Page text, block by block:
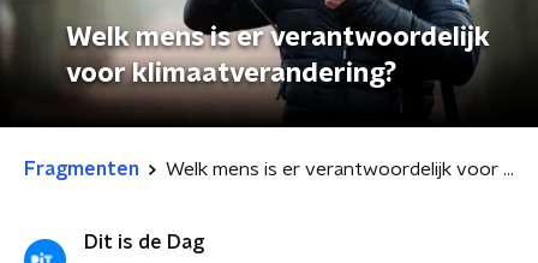
Welk mens is er verantwoordelijk
voor klimaatverandering?
Fragmenten Welk mens is er verantwoordelijk voor klimaatverandering?
Dit is de Dag